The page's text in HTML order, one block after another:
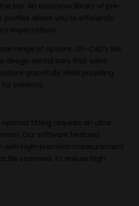
bar. An extensive library of pre-
profiles allows you to efficiently
expectations.
range of options, OS-CAD’s Bar
design dental bars that solve
gracefully while providing
patients.
optimal fitting requires an ultra-
Our software features
with high-precision measurement
scanners, to ensure high